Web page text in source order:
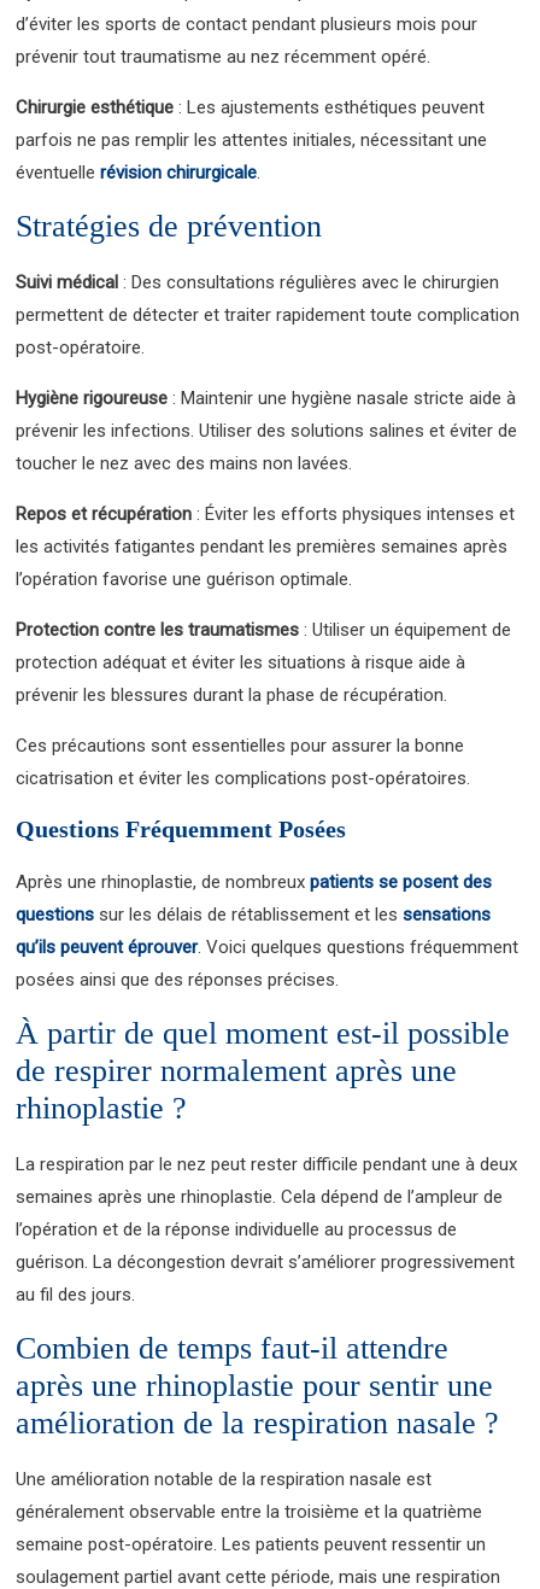
d’éviter les sports de contact pendant plusieurs mois pour
prévenir tout traumatisme au nez récemment opéré.
Chirurgie esthétique : Les ajustements esthétiques peuvent
parfois ne pas remplir les attentes initiales, nécessitant une
éventuellerévision chirurgicale.
Stratégies de prévention
Suivi médical : Des consultations régulières avec le chirurgien
permettent de détecter et traiter rapidement toute complication
post-opératoire.
Hygiène rigoureuse : Maintenir une hygiène nasale stricte aide à
prévenir les infections. Utiliser des solutions salines et éviter de
toucher le nez avec des mains non lavées.
Repos et récupération : Éviter les efforts physiques intenses et
les activités fatigantes pendant les premières semaines après
l’opération favorise une guérison optimale.
Protection contre les traumatismes : Utiliser un équipement de
protection adéquat et éviter les situations à risque aide à
prévenir les blessures durant la phase de récupération.
Ces précautions sont essentielles pour assurer la bonne
cicatrisation et éviter les complications post-opératoires.
Questions Fréquemment Posées
Après une rhinoplastie, de nombreuxpatients se posent des
questions sur les délais de rétablissement et lessensations
qu’ils peuvent éprouver. Voici quelques questions fréquemment
posées ainsi que des réponses précises.
À partir de quel moment est-il possible
de respirer normalement après une
rhinoplastie ?
La respiration par le nez peut rester difficile pendant une à deux
semaines après une rhinoplastie. Cela dépend de l’ampleur de
l’opération et de la réponse individuelle au processus de
guérison. La décongestion devrait s’améliorer progressivement
au fil des jours.
Combien de temps faut-il attendre
après une rhinoplastie pour sentir une
amélioration de la respiration nasale ?
Une amélioration notable de la respiration nasale est
généralement observable entre la troisième et la quatrième
semaine post-opératoire. Les patients peuvent ressentir un
soulagement partiel avant cette période, mais une respiration